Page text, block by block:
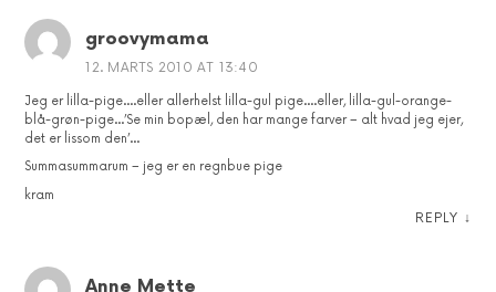
groovymama
12. MARTS 2010 AT 13:40
Jeg er lilla-pige….eller allerhelst lilla-gul pige….eller, lilla-gul-orange-
blå-grøn-pige…’Se min bopæl, den har mange farver – alt hvad jeg ejer,
det er lissom den’…
Summasummarum – jeg er en regnbue pige
kram
REPLY ↓
Anne Mette